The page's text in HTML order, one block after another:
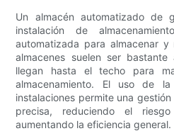
Un almacén automatizado
instalación de
automatizada para almacenar y
almacenes suelen ser
llegan hasta el techo para
almacenamiento. El uso de
instalaciones permite una
precisa, reduciendo el
aumentando la eficiencia general.